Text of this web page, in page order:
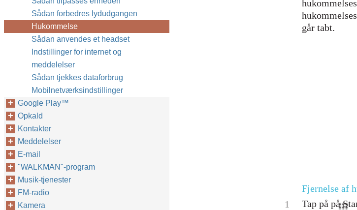
går tabt.
Fjernelse af
1
Tap på på
Sådan forbedres lydudgangen
Hukommelse
Sådan anvendes et headset
Indstillinger for internet og
meddelelser
Sådan tjekkes dataforbrug
Mobilnetværksindstillinger
Google Play™‎
Opkald
Kontakter
Meddelelser
E-mail
"WALKMAN"-program
Musik-tjenester
FM-radio
Kamera